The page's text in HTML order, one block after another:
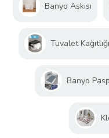
Banyo Askısı
Tuvalet
Banyo